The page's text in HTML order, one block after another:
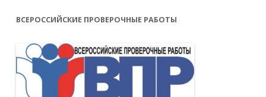
ВСЕРОССИЙСКИЕ ПРОВЕРОЧНЫЕ РАБОТЫ